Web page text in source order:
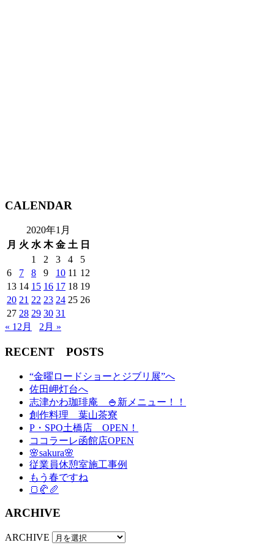
CALENDAR
2020年1月
月 火 水 木 金 土 日
1
2 3 4
5
6
7 8 9 10 11 12
13 14 15 16 17 18 19
20 21 22 23 24 25 26
27 28 29 30 31
« 12月
2月 »
RECENT POSTS
“金曜ロードショーとジブリ展”へ
佐田岬灯台へ
志津かわ珈琲庵 🍚新メニュー！！
創作料理 葉山茶寮
P・SPO土橋店 OPEN！
ココラーレ函館店OPEN
🌸sakura🌸
従業員休憩室施工事例
もう春ですね
🍞🥐🥖
ARCHIVE
ARCHIVE